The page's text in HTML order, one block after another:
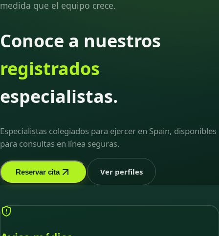
medida que el equipo crece.
Conoce a nuestros
registrados
especialistas.
Especialistas colegiados para ejercer en Spain, disponibles
para consultas en línea seguras.
Reservar cita Ver perfiles